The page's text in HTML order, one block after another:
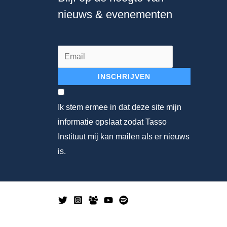
nieuws & evenementen
INSCHRIJVEN
Ik stem ermee in dat deze site mijn
informatie opslaat zodat Tasso
Instituut mij kan mailen als er nieuws
is.